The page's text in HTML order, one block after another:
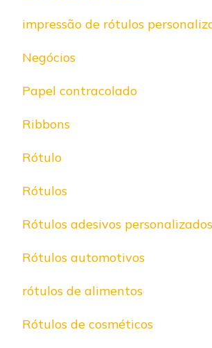
impressão de rótulos
Negócios
Papel contracolado
Ribbons
Rótulo
Rótulos
Rótulos adesivos personalizados
Rótulos automotivos
rótulos de alimentos
Rótulos de cosméticos